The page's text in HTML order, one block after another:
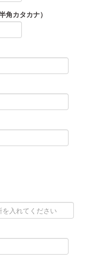
角カタカナ）